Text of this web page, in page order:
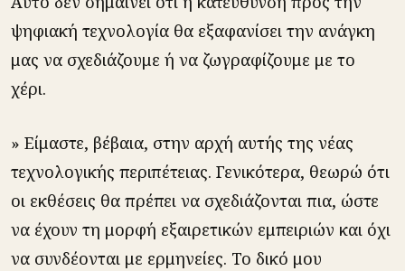
ψηφιακή τεχνολογία θα εξαφανίσει την ανάγκη
μας να σχεδιάζουμε ή να ζωγραφίζουμε με το
χέρι.
» Είμαστε, βέβαια, στην αρχή αυτής της νέας
τεχνολογικής περιπέτειας. Γενικότερα, θεωρώ ότι
οι εκθέσεις θα πρέπει να σχεδιάζονται πια, ώστε
να έχουν τη μορφή εξαιρετικών εμπειριών και όχι
να συνδέονται με ερμηνείες. Το δικό μου